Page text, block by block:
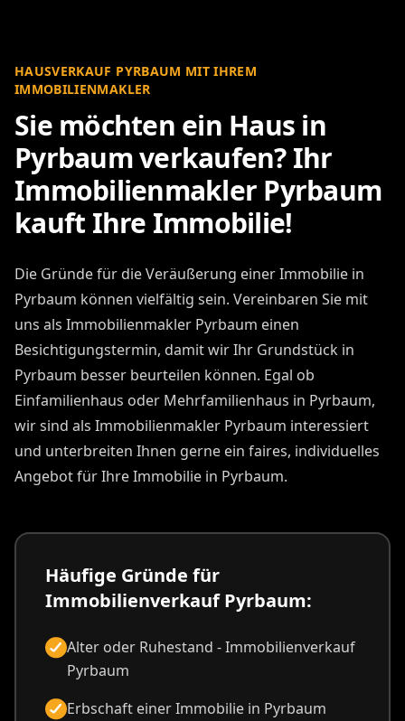
HAUSVERKAUF PYRBAUM MIT IHREM
IMMOBILIENMAKLER
Sie möchten ein Haus in
Pyrbaum verkaufen? Ihr
Immobilienmakler Pyrbaum
kauft Ihre Immobilie!
Die Gründe für die Veräußerung einer Immobilie in
Pyrbaum können vielfältig sein. Vereinbaren Sie mit
uns als Immobilienmakler Pyrbaum einen
Besichtigungstermin, damit wir Ihr Grundstück in
Pyrbaum besser beurteilen können. Egal ob
Einfamilienhaus oder Mehrfamilienhaus in Pyrbaum,
wir sind als Immobilienmakler Pyrbaum interessiert
und unterbreiten Ihnen gerne ein faires, individuelles
Angebot für Ihre Immobilie in Pyrbaum.
Häufige Gründe für
Immobilienverkauf Pyrbaum:
Alter oder Ruhestand - Immobilienverkauf
Pyrbaum
Erbschaft einer Immobilie in Pyrbaum